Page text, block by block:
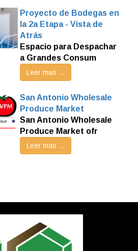
Proyecto de Bodegas en
la 2a Etapa - Vista de
Atrás
Espacio para Despachar
a Grandes Consum
Leer mas ...
San Antonio Wholesale
Produce Market
San Antonio Wholesale
Produce Market ofr
Leer mas ...